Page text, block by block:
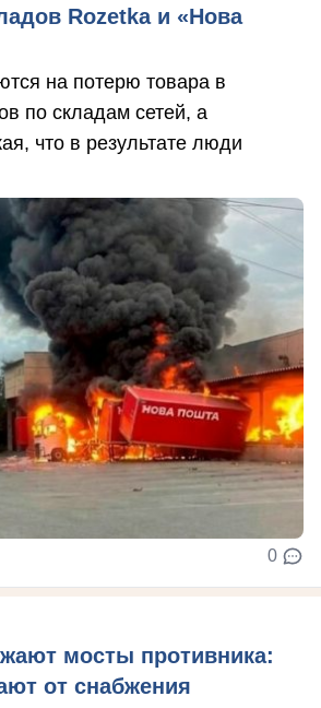
Rozetka и «Нова
на потерю товара в
по складам сетей, а
что в результате люди
0
мосты противника:
от снабжения